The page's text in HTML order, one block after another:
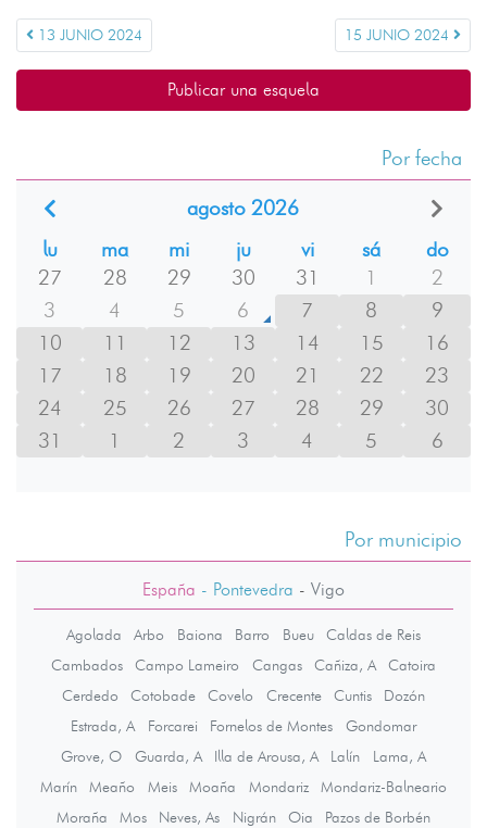
13 JUNIO 2024 15 JUNIO 2024
Publicar una esquela
Por fecha
agosto 2026
lu
ma mi ju vi sá
do
27
28 29 30 31 1
2
3
4 5 6 7 8
9
10
11 12 13 14 15
16
17
18 19 20 21 22
23
24
25 26 27 28 29
30
31
1 2 3 4 5 6
Por municipio
España - Pontevedra - Vigo
Agolada Arbo Baiona Barro Bueu
Caldas de Reis
Cambados
Campo Lameiro Cangas Cañiza, A
Catoira
Cerdedo
Cotobade Covelo Crecente Cuntis
Dozón
Estrada, A
Forcarei Fornelos de Montes
Gondomar
Grove, O
Guarda, A Illa de Arousa, A Lalín
Lama, A
Marín
Meaño Meis Moaña Mondariz
Mondariz-Balneario
Moraña
Mos Neves, As Nigrán Oia
Pazos de Borbén